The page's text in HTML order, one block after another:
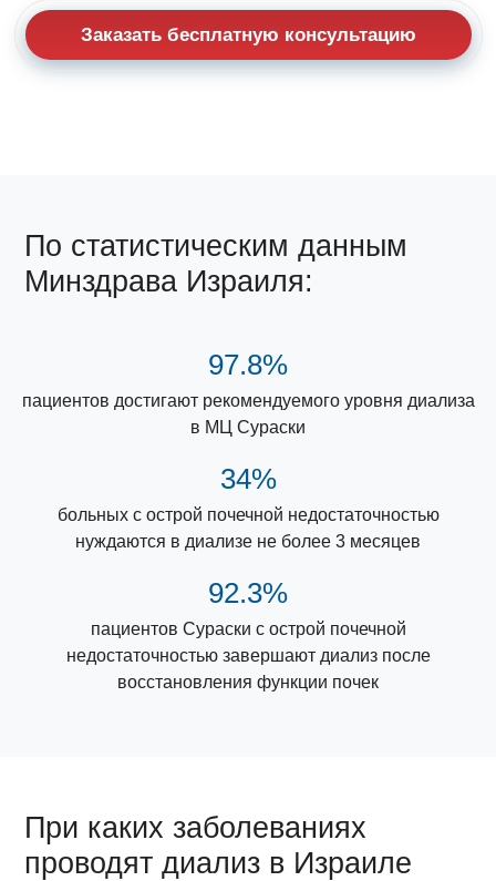
Заказать бесплатную консультацию
По статистическим данным
Минздрава Израиля:
97.8%
пациентов достигают рекомендуемого уровня диализа
в МЦ Сураски
34%
больных с острой почечной недостаточностью
нуждаются в диализе не более 3 месяцев
92.3%
пациентов Сураски с острой почечной
недостаточностью завершают диализ после
восстановления функции почек
При каких заболеваниях
проводят диализ в Израиле